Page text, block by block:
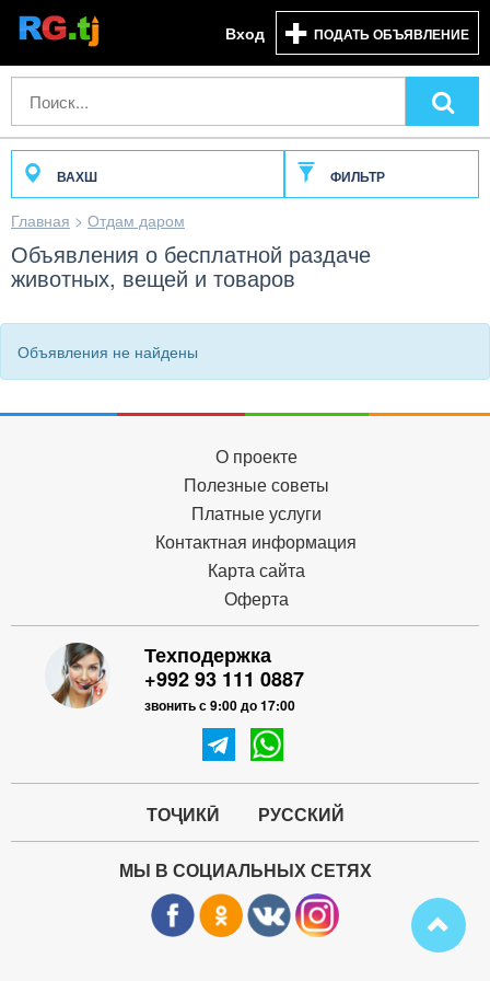
Вход ПОДАТЬ ОБЪЯВЛЕНИЕ
ВАХШ ФИЛЬТР
Главная > Отдам даром
Объявления о бесплатной раздаче
животных, вещей и товаров
Объявления не найдены
О проекте
Полезные советы
Платные услуги
Контактная информация
Карта сайта
Оферта
Техподержка
+992 93 111 0887
звонить с 9:00 до 17:00
ТОҶИКӢ РУССКИЙ
МЫ В СОЦИАЛЬНЫХ СЕТЯХ